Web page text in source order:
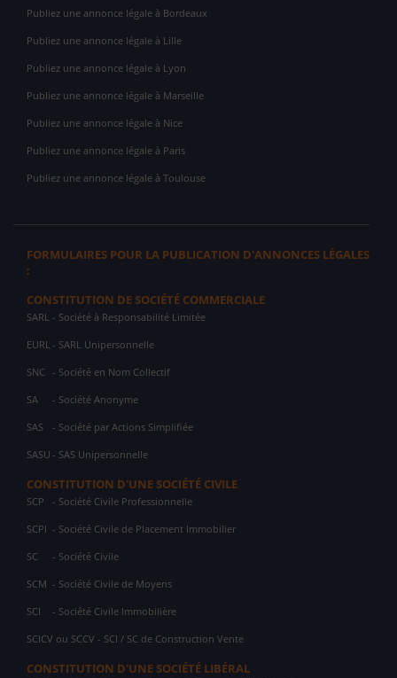
Publiez une annonce légale à Bordeaux
Publiez une annonce légale à Lille
Publiez une annonce légale à Lyon
Publiez une annonce légale à Marseille
Publiez une annonce légale à Nice
Publiez une annonce légale à Paris
Publiez une annonce légale à Toulouse
FORMULAIRES POUR LA PUBLICATION D'ANNONCES LÉGALES
:
CONSTITUTION DE SOCIÉTÉ COMMERCIALE
SARL - Société à Responsabilité Limitée
EURL - SARL Unipersonnelle
SNC - Société en Nom Collectif
SA - Société Anonyme
SAS - Société par Actions Simplifiée
SASU - SAS Unipersonnelle
CONSTITUTION D'UNE SOCIÉTÉ CIVILE
SCP - Société Civile Professionnelle
SCPI - Société Civile de Placement Immobilier
SC - Société Civile
SCM - Société Civile de Moyens
SCI - Société Civile Immobilière
SCICV ou SCCV - SCI / SC de Construction Vente
CONSTITUTION D'UNE SOCIÉTÉ LIBÉRAL